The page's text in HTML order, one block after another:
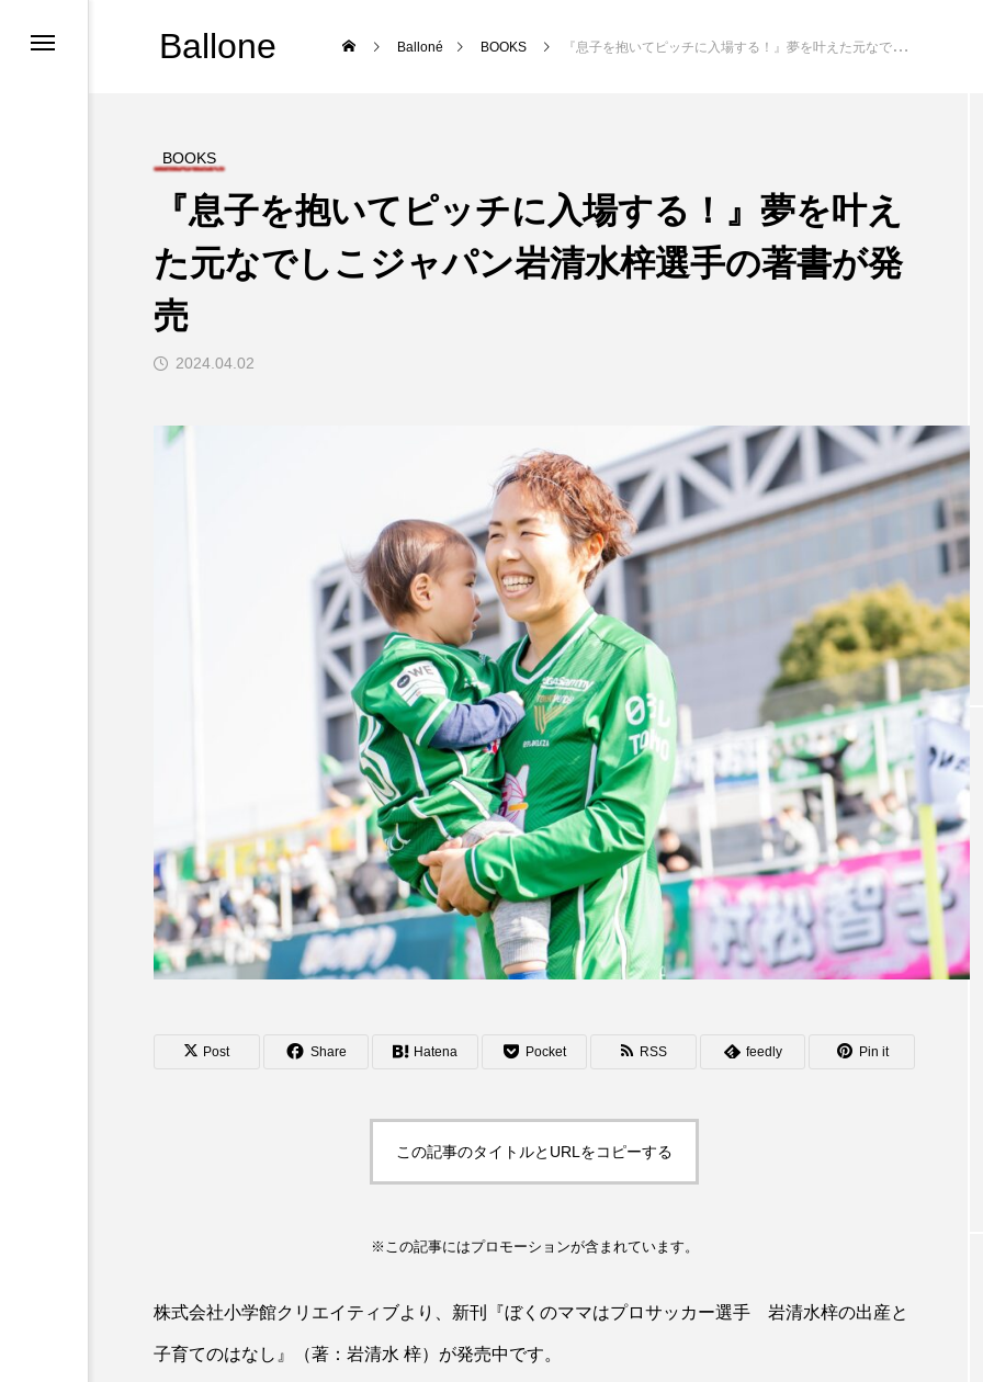
Ballone Balloné BOOKS 『息子を抱いてピッチに入場する！』夢を叶えた元なでしこジャパン岩清水梓選手の著書が発売
BOOKS
『息子を抱いてピッチに入場する！』夢を叶え
た元なでしこジャパン岩清水梓選手の著書が発
売
2024.04.02
Post Share Hatena Pocket RSS feedly Pin it
この記事のタイトルとURLをコピーする
※この記事にはプロモーションが含まれています。
株式会社小学館クリエイティブより、新刊『ぼくのママはプロサッカー選手 岩清水梓の出産と
子育てのはなし』（著：岩清水 梓）が発売中です。
「Gap」×「メッシ」キッズ向けコラボTシ
ャツが発売中☆
部活生からシニアまで 走り切った試合後の
移動時にはリカバリーシューズがおすす